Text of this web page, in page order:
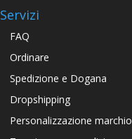
Servizi
FAQ
Ordinare
Spedizione e Dogana
Dropshipping
Personalizzazione marchio